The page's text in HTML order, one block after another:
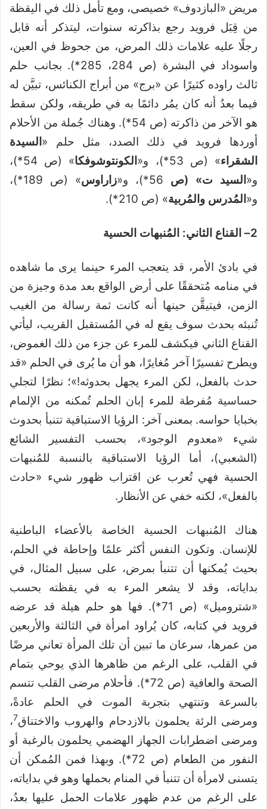
مريض «البازدوف» خصيصى، ومع تأمل ذلك في اليقظة
من قِبَل فرويد رجع بذاكرته سنوات، ليتذكر أنه قابل
رجلًا عليه علامات ذلك المرض، من جحوظ في العين،
واسوداد في البشرة (ص 284، 285*). بجانب حلم
ثالث راوده كثيرًا عن «برج» من أبراج الكنائس، تبيَّن له
فيما بعدُ أنه كان يمُر دائمًا به في طريقه، ولكن سقط
هو الآخر من ذاكرته (ص 54*). وهناك جُملة من الأحلام
أوردها فرويد في ذلك الصدد، مثل حلم « السيدة
الشقراء» (ص 53*)، و« الكونتوشوفكا
» (ص 54*)،
و« السيد ت» (ص 56*)، و« زاراوس
» (ص 189*)،
و« المُدرس والمُربية» (ص 210*).
2– القناع الثاني: المُنبهات الحسية
في بادئ الأمر، قد يتعجب المرء حينما يرى ما شاهده
في منامه مُتحققًا على أرض الواقع بعد مدة وجيزة من
الزمن، فيتيقَّن حينها أنه كانت ثمة رسالة من الغيب
تُنبئه بحدث سوف يقع له في المُستقبل القريب، ليأتي
القناع الثاني فيكشف للمرء عن جزء من ذلك الغموض،
ويطرح تفسيرًا آخر مُغايرًا، هو أن ما يُرى في الحلم «قد
حدث بالفعل، لكن المرء يجهل بحدوثه!»؛ نظرًا لتجلي
حساسية مُفرطة للمرء إبان الحلم تُمكنه من الإلمام
بخبايا حواسه. بمعنى آخر: الرؤيا الاستباقية تتنبأ بحدوث
شيء «معدوم الوجود»، بحسب التفسير الشائع
(الشعبي)، أما الرؤيا الاستباقية بالنسبة للمُنبهات
الحسية فهي تُعرب عن اقتراب ظهور شيء «حادث
بالفعل»، لكنه خفي عن الأنظار.
هناك المُنبهات الحسية الخاصة بالأعضاء الباطنية
للإنسان. وتكون النفس أكثر علمًا وإحاطة في الحلم،
بحيث يُمكنها أن تتنبأ بمرض، على سبيل المثال، في
بداياته، وقد لا يشعر المرء به في يقظته بحسب
«شتروميل» (ص 71*). فها هو حلم هيلة قد عرضه
فرويد في كتابه، كان يُراود امرأة في الثالثة والأربعين
من عمرها، سرعان ما تبين أن تلك المرأة تعاني مرضًا
في القلب، على الرغم من ظاهرها الذي يوحي بتمام
الصحة والعافية (ص 72*). فأحلام مرضى القلب تتسم
بالسرعة وتنتهي بتجربة الموت في الحلم عادةً،
ومرضى الرئة يحلمون بالازدحام والهروب والاختناق7،
ومرضى اضطرابات الجهاز الهضمي يحلمون بالرغبة أو
النفور من الطعام (ص 72*). وبهذا فمن المُمكن أن
يتسنى لامرأة أن تتنبأ في المنام بحملها وهو في بداياته،
على الرغم من عدم ظهور علامات الحمل عليها بعدُ،